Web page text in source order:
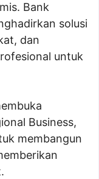
Bank
solusi
dan
untuk
Business,
membangun